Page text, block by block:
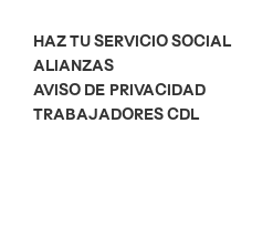
HAZ TU SERVICIO SOCIAL
ALIANZAS
AVISO DE PRIVACIDAD
TRABAJADORES CDL